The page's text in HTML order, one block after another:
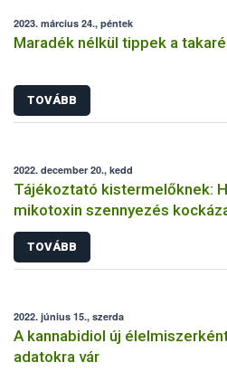
2023. március 24., péntek
Maradék nélkül tippek a
TOVÁBB
2022. december 20., kedd
Tájékoztató kistermelőknek:
mikotoxin szennyezés
tejtermékekben?
TOVÁBB
2022. június 15., szerda
A kannabidiol új
adatokra vár